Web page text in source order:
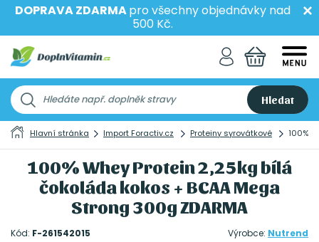
DOPRAVA ZDARMApro všechny objednávky nad
500 Kč.
Hledat
Hlavní stránka Import Foractiv.cz Proteiny syrovátkové 100%
100% Whey Protein 2,25kg bílá
čokoláda kokos + BCAA Mega
Strong 300g ZDARMA
Kód: F-261542015 Výrobce: Nutrend